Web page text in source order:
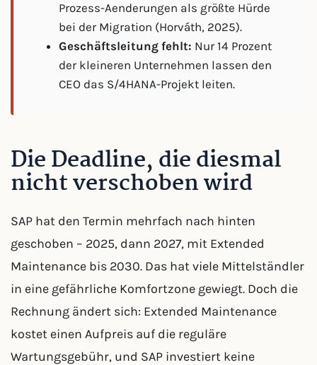
Prozess-Aenderungen als größte Hürde
bei der Migration (Horváth, 2025).
Geschäftsleitung fehlt: Nur 14 Prozent
der kleineren Unternehmen lassen den
CEO das S/4HANA-Projekt leiten.
Die Deadline, die diesmal
nicht verschoben wird
SAP hat den Termin mehrfach nach hinten
geschoben – 2025, dann 2027, mit Extended
Maintenance bis 2030. Das hat viele Mittelständler
in eine gefährliche Komfortzone gewiegt. Doch die
Rechnung ändert sich: Extended Maintenance
kostet einen Aufpreis auf die reguläre
Wartungsgebühr, und SAP investiert keine